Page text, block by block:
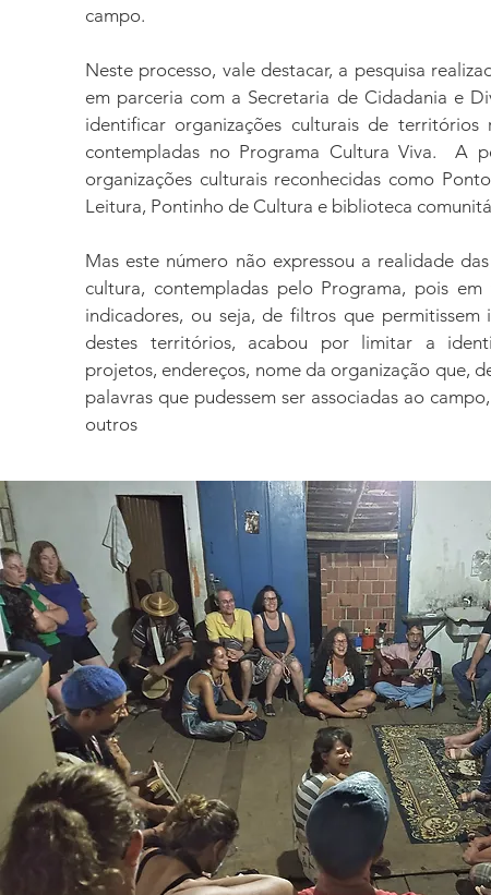
campo.
Neste processo, vale destacar, a pesquisa
em parceria com a Secretaria de Cidadania e
identificar organizações culturais de territórios
contempladas no Programa Cultura Viva. A
organizações culturais reconhecidas como
Leitura, Pontinho de Cultura e biblioteca
Mas este número não expressou a realidade
cultura, contempladas pelo Programa, pois
indicadores, ou seja, de filtros que permitissem
destes territórios, acabou por limitar a
projetos, endereços, nome da organização que,
palavras que pudessem ser associadas ao
outros